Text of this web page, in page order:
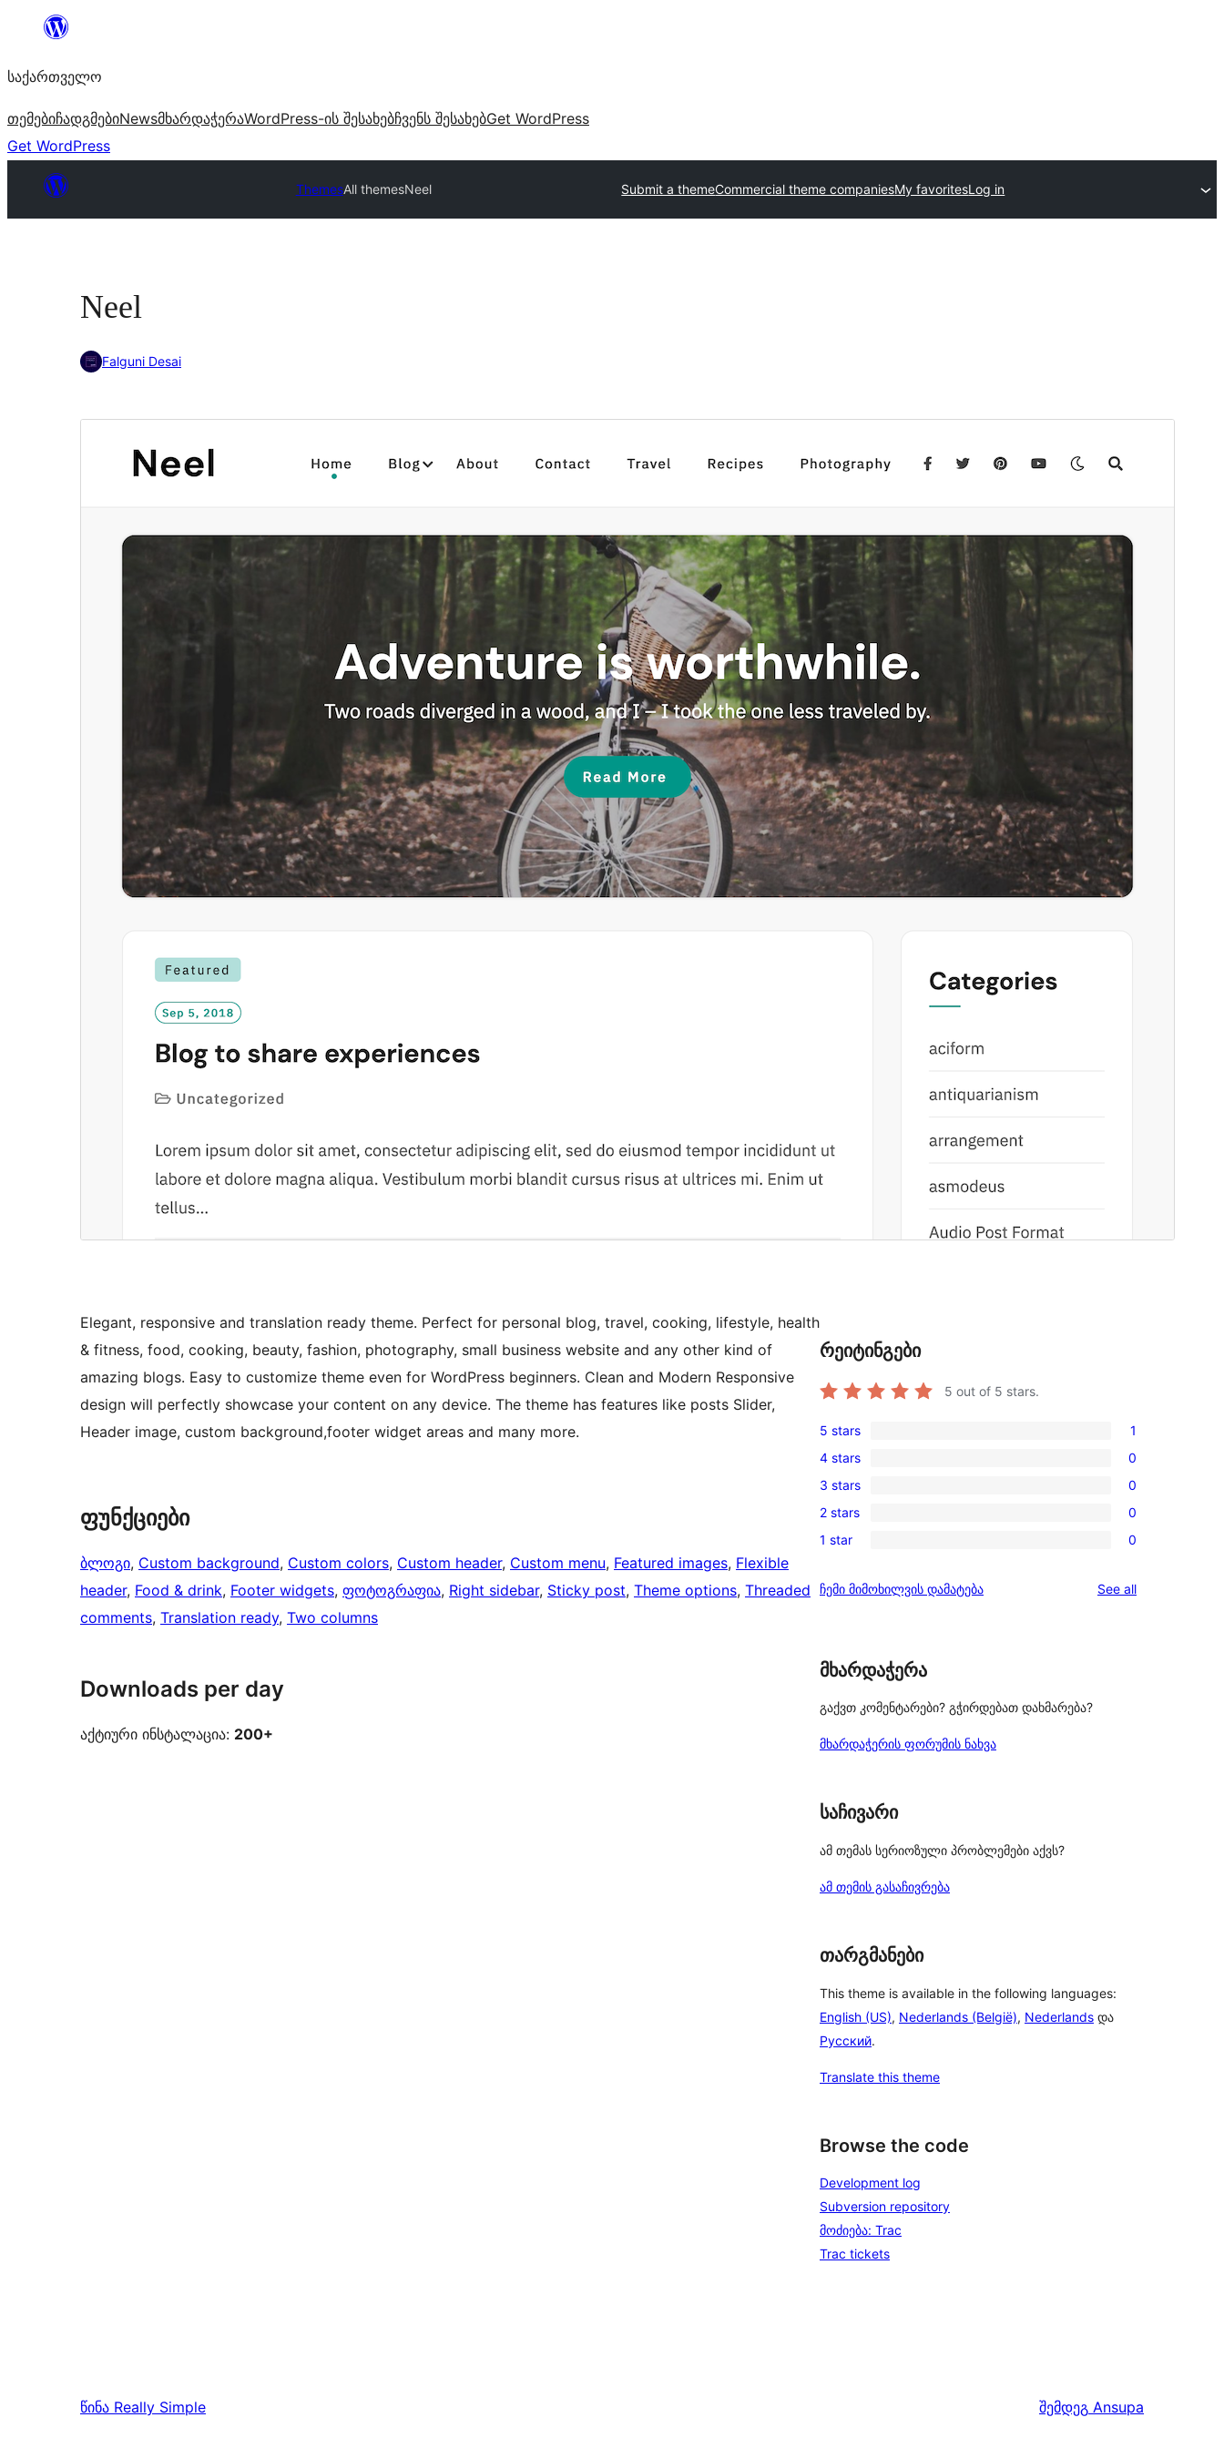
შიგთავსზე
საქართველო
თემებიჩადგმებიNewsმხარდაჭერაWordPress-ის შესახებჩვენს შესახებGet WordPress
Get WordPress
ThemesAll themesNeel Submit a themeCommercial theme companiesMy favoritesLog in
Neel
Falguni Desai
ვერსია
1.6
WordPress version
5.3
PHP version
7.0
Theme homepage
Elegant, responsive and translation ready theme. Perfect for personal blog, travel, cooking, lifestyle, health
& fitness, food, cooking, beauty, fashion, photography, small business website and any other kind of
amazing blogs. Easy to customize theme even for WordPress beginners. Clean and Modern Responsive
design will perfectly showcase your content on any device. The theme has features like posts Slider,
Header image, custom background,footer widget areas and many more.
ფუნქციები
ბლოგი, Custom background, Custom colors, Custom header, Custom menu, Featured images, Flexible
header, Food & drink, Footer widgets, ფოტოგრაფია, Right sidebar, Sticky post, Theme options, Threaded
comments, Translation ready, Two columns
Downloads per day
აქტიური ინსტალაცია: 200+
რეიტინგები
5 out of 5 stars.
1
5-
star
review
5 stars 1
0
4-
star
reviews
4 stars 0
0
3-
star
3 stars 0
0
2-
reviews
2 stars 0
0
star
1 star 0
ჩემი მიმოხილვის დამატება See allreviews
მხარდაჭერა
გაქვთ კომენტარები? გჭირდებათ დახმარება?
მხარდაჭერის ფორუმის ნახვა
საჩივარი
ამ თემას სერიოზული პრობლემები აქვს?
ამ თემის გასაჩივრება
თარგმანები
This theme is available in the following languages:
English (US), Nederlands (België), Nederlands და
Русский.
Translate this theme
Browse the code
Development log
Subversion repository
მოძიება: Trac
Trac tickets
წინა Really Simple შემდეგ Ansupa